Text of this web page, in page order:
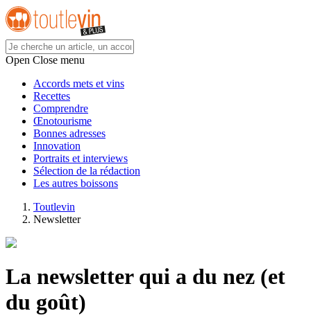
Open Close menu
Accords mets et vins
Recettes
Comprendre
Œnotourisme
Bonnes adresses
Innovation
Portraits et interviews
Sélection de la rédaction
Les autres boissons
Toutlevin
Newsletter
La newsletter qui a du nez (et
du goût)